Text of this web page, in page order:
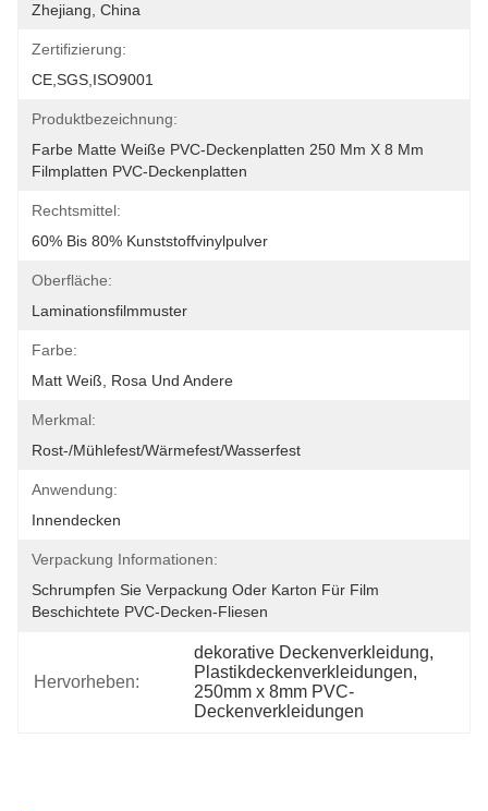
Zhejiang, China
Zertifizierung:
CE,SGS,ISO9001
Produktbezeichnung:
Farbe Matte Weiße PVC-Deckenplatten 250 Mm X 8 Mm
Filmplatten PVC-Deckenplatten
Rechtsmittel:
60% Bis 80% Kunststoffvinylpulver
Oberfläche:
Laminationsfilmmuster
Farbe:
Matt Weiß, Rosa Und Andere
Merkmal:
Rost-/Mühlefest/Wärmefest/Wasserfest
Anwendung:
Innendecken
Verpackung Informationen:
Schrumpfen Sie Verpackung Oder Karton Für Film
Beschichtete PVC-Decken-Fliesen
Hervorheben:
dekorative Deckenverkleidung,
Plastikdeckenverkleidungen,
250mm x 8mm PVC-
Deckenverkleidungen